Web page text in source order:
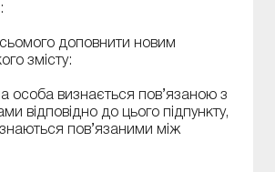
сьомого доповнити новим
змісту:
особа визнається пов’язаною з
відповідно до цього підпункту,
пов’язаними між